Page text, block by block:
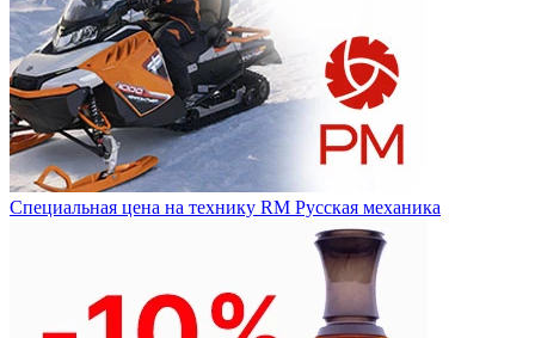
Специальная цена на технику RM Русская механика